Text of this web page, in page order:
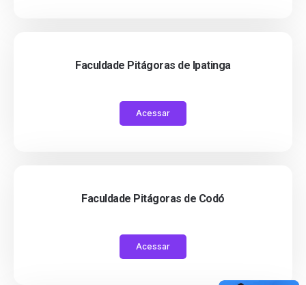
Faculdade Pitágoras de Ipatinga
Acessar
Faculdade Pitágoras de Codó
Acessar